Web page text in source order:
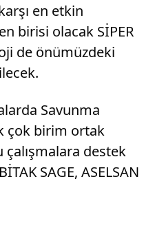
en etkin
birisi olacak SİPER
de önümüzdeki
Savunma
çok birim ortak
çalışmalara destek
SAGE, ASELSAN